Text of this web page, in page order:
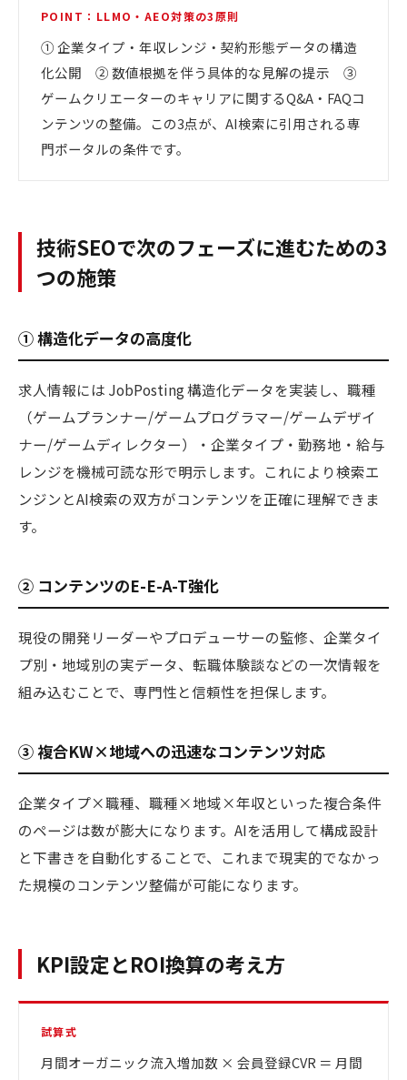
POINT：LLMO・AEO対策の3原則
① 企業タイプ・年収レンジ・契約形態データの構造
化公開 ② 数値根拠を伴う具体的な見解の提示 ③
ゲームクリエーターのキャリアに関するQ&A・FAQコ
ンテンツの整備。この3点が、AI検索に引用される専
門ポータルの条件です。
技術SEOで次のフェーズに進むための3
つの施策
① 構造化データの高度化
求人情報には JobPosting 構造化データを実装し、職種
（ゲームプランナー/ゲームプログラマー/ゲームデザイ
ナー/ゲームディレクター）・企業タイプ・勤務地・給与
レンジを機械可読な形で明示します。これにより検索エ
ンジンとAI検索の双方がコンテンツを正確に理解できま
す。
② コンテンツのE-E-A-T強化
現役の開発リーダーやプロデューサーの監修、企業タイ
プ別・地域別の実データ、転職体験談などの一次情報を
組み込むことで、専門性と信頼性を担保します。
③ 複合KW×地域への迅速なコンテンツ対応
企業タイプ×職種、職種×地域×年収といった複合条件
のページは数が膨大になります。AIを活用して構成設計
と下書きを自動化することで、これまで現実的でなかっ
た規模のコンテンツ整備が可能になります。
KPI設定とROI換算の考え方
試算式
月間オーガニック流入増加数 × 会員登録CVR ＝ 月間